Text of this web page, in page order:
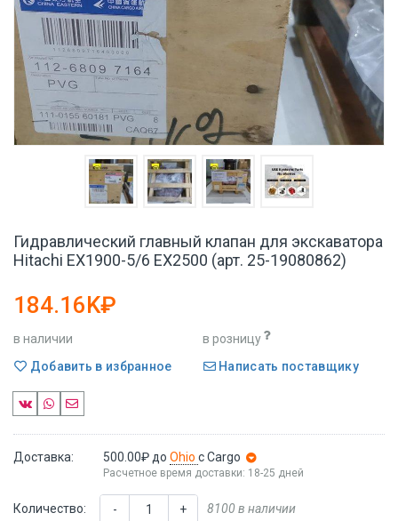
Гидравлический главный клапан для экскаватора
Hitachi EX1900-5/6 EX2500 (арт. 25-19080862)
184.16K₽
в наличии
в розницу
Добавить в избранное
Написать поставщику
Доставка: 500.00₽ до Ohio с Cargo
Расчетное время доставки: 18-25 дней
Количество: - + 8100 в наличии